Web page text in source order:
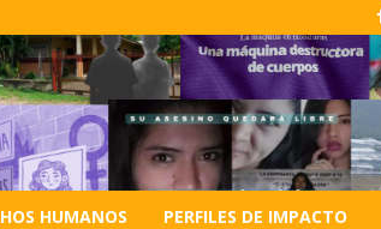
HUMANOS PERFILES DE IMPACTO